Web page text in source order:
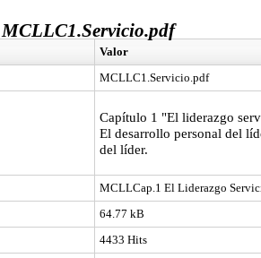
MCLLC1.Servicio.pdf
Valor
MCLLC1.Servicio.pdf
Capítulo 1 "El liderazgo
El desarrollo personal del
del líder.
MCLLCap.1 El Liderazgo
64.77 kB
4433 Hits